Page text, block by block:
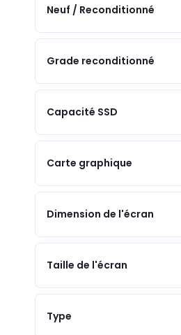
Neuf / Reconditionné
Grade reconditionné
Capacité SSD
Carte graphique
Dimension de l'écran
Taille de l'écran
Type